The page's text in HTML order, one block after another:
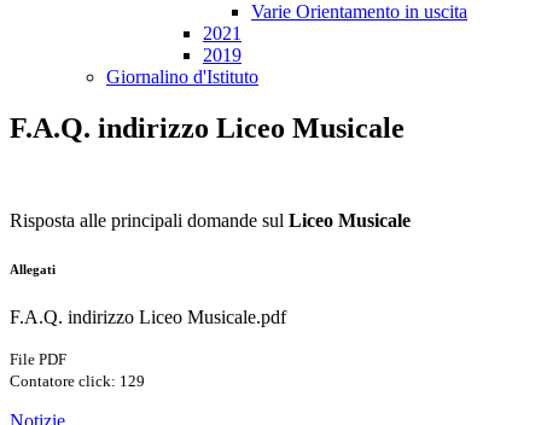
Varie Orientamento in uscita
2021
2019
Giornalino d'Istituto
F.A.Q. indirizzo Liceo Musicale
Risposta alle principali domande sul Liceo Musicale
Allegati
F.A.Q. indirizzo Liceo Musicale.pdf
File PDF
Contatore click: 129
Notizie